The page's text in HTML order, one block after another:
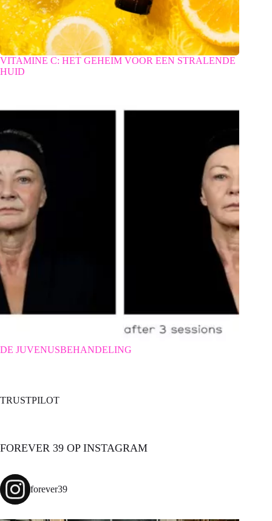
VITAMINE C: HET GEHEIM VOOR EEN STRALENDE
HUID
DE JUVENUSBEHANDELING
TRUSTPILOT
FOREVER 39 OP INSTAGRAM
forever39